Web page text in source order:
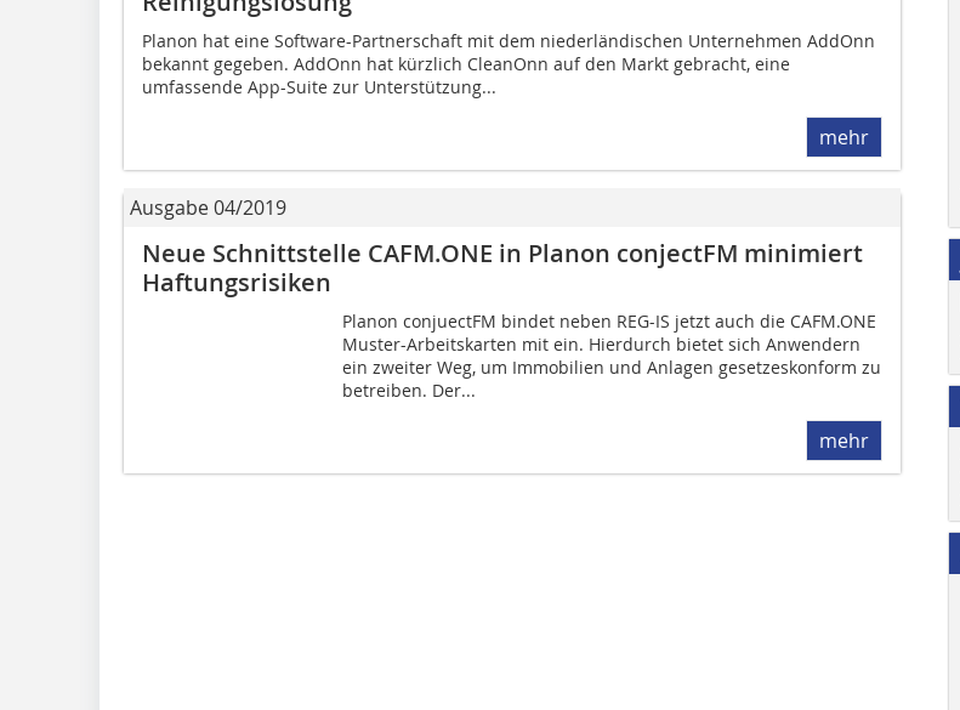
Planon hat eine Software-Partnerschaft mit dem niederländischen Unternehmen AddOnn
bekannt gegeben. AddOnn hat kürzlich CleanOnn auf den Markt gebracht, eine
umfassende App-Suite zur Unterstützung...
mehr
Ausgabe 04/2019
Neue Schnittstelle CAFM.ONE in Planon conjectFM minimiert
Haftungsrisiken
Planon conjuectFM bindet neben REG-IS jetzt auch die CAFM.ONE
Muster-Arbeitskarten mit ein. Hierdurch bietet sich Anwendern
ein zweiter Weg, um Immobilien und Anlagen gesetzeskonform zu
betreiben. Der...
mehr